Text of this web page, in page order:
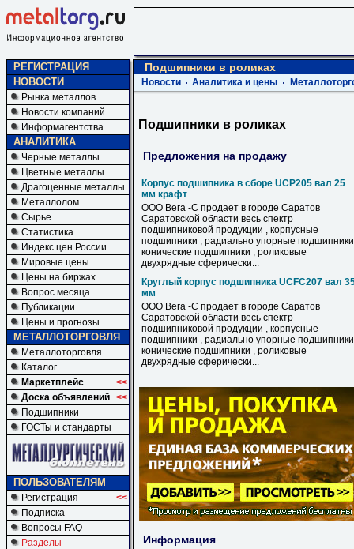
РЕГИСТРАЦИЯ
НОВОСТИ
Рынка металлов
Новости компаний
Информагентства
АНАЛИТИКА
Черные металлы
Цветные металлы
Драгоценные металлы
Металлолом
Сырье
Статистика
Индекс цен России
Мировые цены
Цены на биржах
Вопрос месяца
Публикации
Цены и прогнозы
МЕТАЛЛОТОРГОВЛЯ
Металлоторговля
Каталог
Маркетплейс
<<
Доска объявлений <<
Подшипники
ГОСТы и стандарты
ПОЛЬЗОВАТЕЛЯМ
Регистрация
<<
Подписка
Вопросы FAQ
Разделы
Подшипники в роликах
Новости Аналитика и цены
Подшипники в роликах
Предложения на продажу
Корпус подшипника в сборе UCP205 вал 25
мм крафт
ООО Вега -С продает в городе Саратов
Саратовской области весь спектр
подшипниковой продукции , корпусные
подшипники , радиально упорные
конические подшипники , роликовые
двухрядные сферически...
Круглый корпус подшипника UCFC207 вал
мм
ООО Вега -С продает в городе Саратов
Саратовской области весь спектр
подшипниковой продукции , корпусные
подшипники , радиально упорные
конические подшипники , роликовые
двухрядные сферически...
Информация